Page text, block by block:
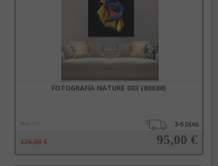
FOTOGRAFÍA NATURE 003 (80X80)
Ref.
126,00 € 95,00 €